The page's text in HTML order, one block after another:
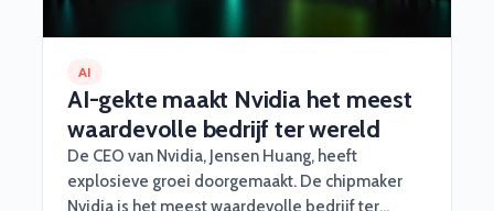
AI
AI-gekte maakt Nvidia het meest
waardevolle bedrijf ter wereld
De CEO van Nvidia, Jensen Huang, heeft
explosieve groei doorgemaakt. De chipmaker
Nvidia is het meest waardevolle bedrijf ter